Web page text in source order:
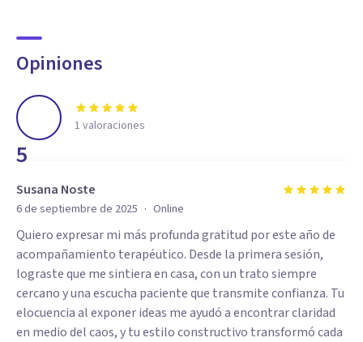
Opiniones
5
1 valoraciones
Susana Noste
6 de septiembre de 2025 · Online
Quiero expresar mi más profunda gratitud por este año de
acompañamiento terapéutico. Desde la primera sesión,
lograste que me sintiera en casa, con un trato siempre
cercano y una escucha paciente que transmite confianza. Tu
elocuencia al exponer ideas me ayudó a encontrar claridad
en medio del caos, y tu estilo constructivo transformó cada